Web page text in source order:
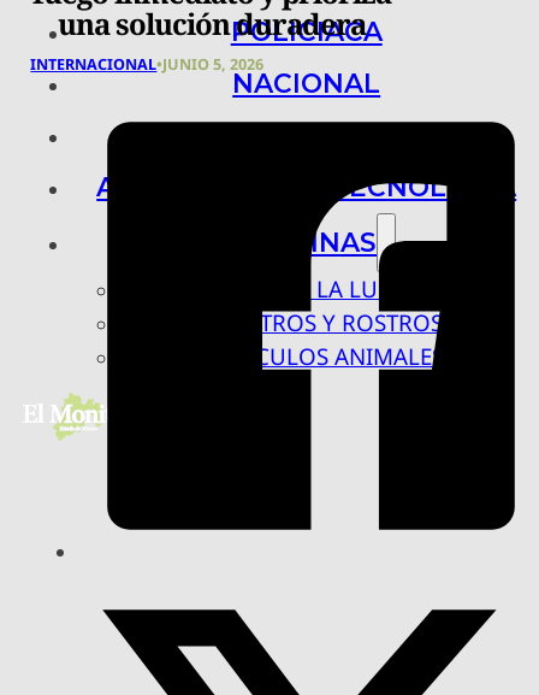
POLICIACA
NACIONAL
ARTE, CIENCIA Y TECNOLOGÍA
COLUMNAS
BAJO LA LUPA
RASTROS Y ROSTROS
VÍNCULOS ANIMALES
una solución duradera
INTERNACIONAL•JUNIO 5, 2026